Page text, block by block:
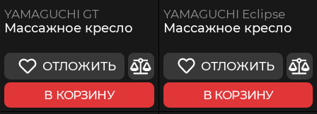
YAMAGUCHI GT
Массажное кресло
ОТЛОЖИТЬ
В КОРЗИНУ
YAMAGUCHI Eclipse
Массажное кресло
ОТЛОЖИТЬ
В КОРЗИНУ